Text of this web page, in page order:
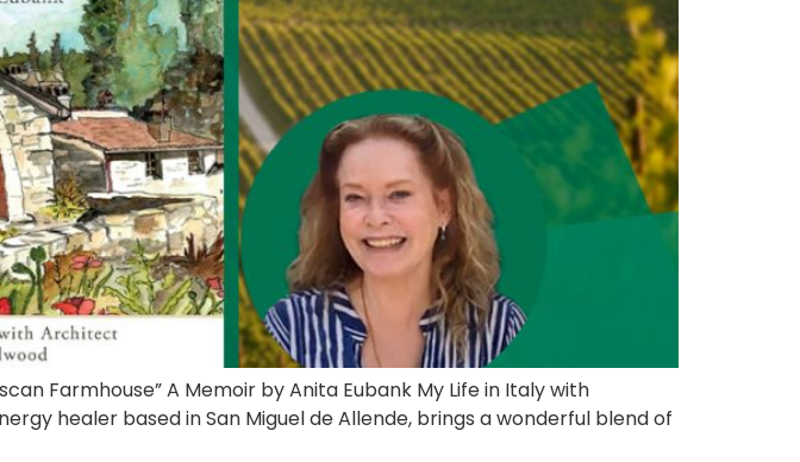
Farmhouse” A Memoir by Anita Eubank My Life in Italy with
healer based in San Miguel de Allende, brings a wonderful blend of